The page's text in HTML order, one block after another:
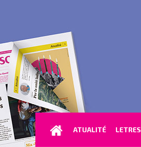
ATUALITÉ LETRES